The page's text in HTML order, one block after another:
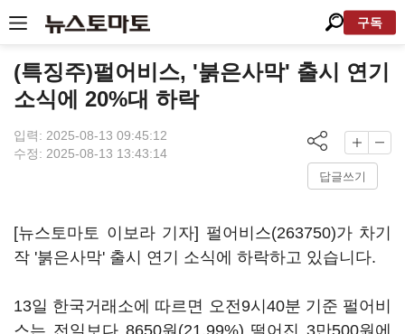
구독
(특징주)펄어비스, '붉은사막' 출시 연기
소식에 20%대 하락
입력: 2025-08-13 09:45:12
수정: 2025-08-13 13:43:14
답글쓰기
[뉴스토마토 이보라 기자] 펄어비스(263750)가 차기
작 '붉은사막' 출시 연기 소식에 하락하고 있습니다.
13일 한국거래소에 따르면 오전9시40분 기준 펄어비
스는 전일보다 8650원(21.99%) 떨어진 3만500원에